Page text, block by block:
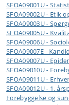
SFOA09001U -
SFOA09002U - Etik
SFOA09003U -
SFOA09005U -
SFOA09006U -
SFOA09007E -
SFOA09007U -
SFOA09010U -
SFOA09011U -
SFOA09012U - 1.
Forebyggelse og